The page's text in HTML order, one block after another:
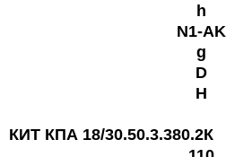
h
N1-AK
g
D
Н
КИТ КПА 18/30.50.3.380.2К